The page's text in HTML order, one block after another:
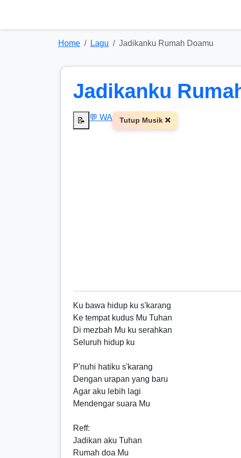
Home Lagu Jadikanku Rumah Doamu
Jadikanku
📝 💬 WA Tutup Musik ❌
Ku bawa hidup ku s'karang
Ke tempat kudus Mu Tuhan
Di mezbah Mu ku serahkan
Seluruh hidup ku
P'nuhi hatiku s'karang
Dengan urapan yang baru
Agar aku lebih lagi
Mendengar suara Mu
Reff:
Jadikan aku Tuhan
Rumah doa Mu